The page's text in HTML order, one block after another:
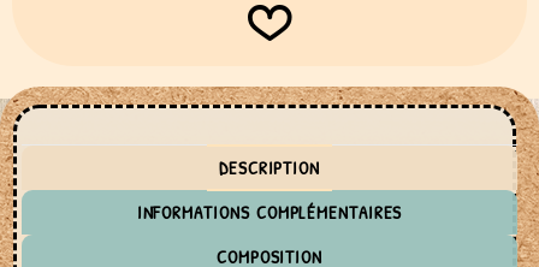
DESCRIPTION
INFORMATIONS COMPLÉMENTAIRES
COMPOSITION